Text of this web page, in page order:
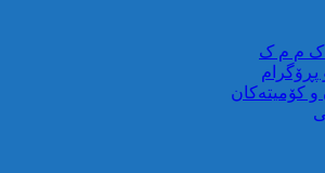
پڕۆگرام
و کۆمیتەکان